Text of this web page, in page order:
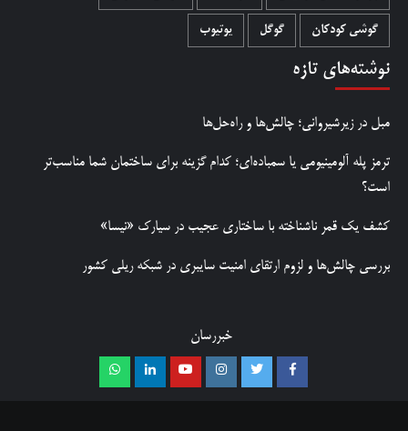
گوشی کودکان گوگل یوتیوب
نوشته‌های تازه
مبل در زیرشیروانی؛ چالش‌ها و راه‌حل‌ها
ترمز پله آلومینیومی یا سمباده‌ای؛ کدام گزینه برای ساختمان شما مناسب‌تر
است؟
کشف یک قمر ناشناخته با ساختاری عجیب در سیارک «نیسا»
بررسی چالش‌ها و لزوم ارتقای امنیت سایبری در شبکه ریلی کشور
خبررسان